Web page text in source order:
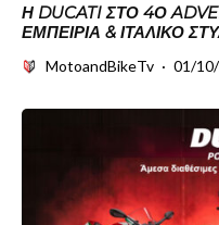
Η DUCATI ΣΤΟ 4Ο
ΕΜΠΕΙΡΊΑ & ΙΤΑΛΙΚΌ
MotoandBikeTv · 01/